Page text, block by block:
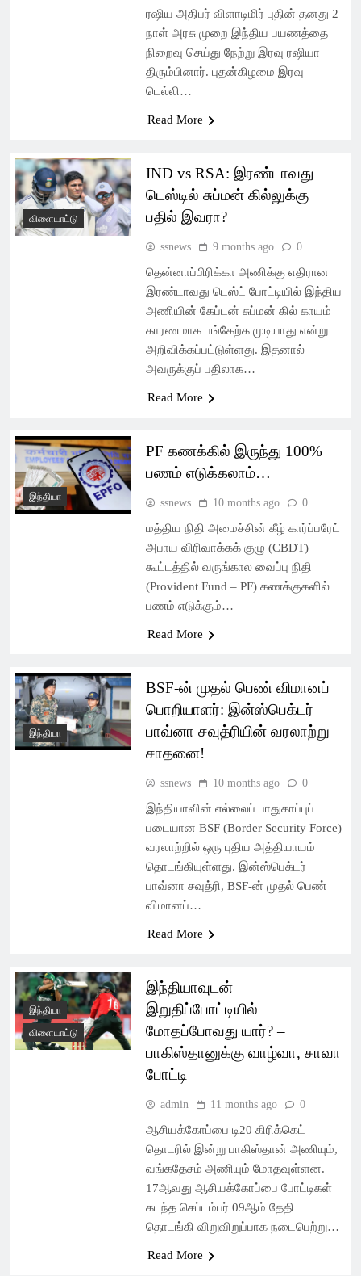
ரஷிய அதிபர் விளாடிமிர் புதின் தனது 2
நாள் அரசு முறை இந்திய பயணத்தை
நிறைவு செய்து நேற்று இரவு ரஷியா
திரும்பினார். புதன்கிழமை இரவு
டெல்லி…
Read More
விளையாட்டு
IND vs RSA: இரண்டாவது
டெஸ்டில் சுப்மன் கில்லுக்கு
பதில் இவரா?
ssnews 9 months ago 0
தென்னாப்பிரிக்கா அணிக்கு எதிரான
இரண்டாவது டெஸ்ட் போட்டியில் இந்திய
அணியின் கேப்டன் சுப்மன் கில் காயம்
காரணமாக பங்கேற்க முடியாது என்று
அறிவிக்கப்பட்டுள்ளது. இதனால்
அவருக்குப் பதிலாக…
Read More
இந்தியா
PF கணக்கில் இருந்து 100%
பணம் எடுக்கலாம்…
ssnews 10 months ago 0
மத்திய நிதி அமைச்சின் கீழ் கார்ப்பரேட்
அபாய விரிவாக்கக் குழு (CBDT)
கூட்டத்தில் வருங்கால வைப்பு நிதி
(Provident Fund – PF) கணக்குகளில்
பணம் எடுக்கும்…
Read More
இந்தியா
BSF-ன் முதல் பெண் விமானப்
பொறியாளர்: இன்ஸ்பெக்டர்
பாவ்னா சவுத்ரியின் வரலாற்று
சாதனை!
ssnews 10 months ago 0
இந்தியாவின் எல்லைப் பாதுகாப்புப்
படையான BSF (Border Security Force)
வரலாற்றில் ஒரு புதிய அத்தியாயம்
தொடங்கியுள்ளது. இன்ஸ்பெக்டர்
பாவ்னா சவுத்ரி, BSF-ன் முதல் பெண்
விமானப்…
Read More
இந்தியா
விளையாட்டு
இந்தியாவுடன்
இறுதிப்போட்டியில்
மோதப்போவது யார்? –
பாகிஸ்தானுக்கு வாழ்வா, சாவா
போட்டி
admin 11 months ago 0
ஆசியக்கோப்பை டி20 கிரிக்கெட்
தொடரில் இன்று பாகிஸ்தான் அணியும்,
வங்கதேசம் அணியும் மோதவுள்ளன.
17ஆவது ஆசியக்கோப்பை போட்டிகள்
கடந்த செப்டம்பர் 09ஆம் தேதி
தொடங்கி விறுவிறுப்பாக நடைபெற்று…
Read More